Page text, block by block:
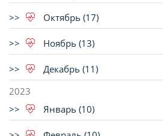
Октябрь (17)
Ноябрь (13)
Декабрь (11)
2023
Январь (10)